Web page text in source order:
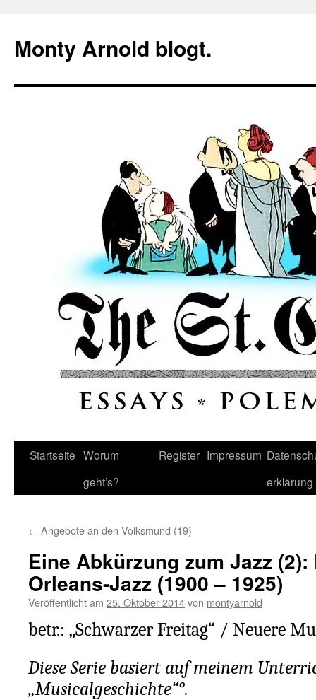
springen
Monty Arnold blogt.
Startseite Worum
geht’s?
Register Impressum
erklärung
← Angebote an den Volksmund (19)
Eine Abkürzung zum Jazz (2):
Orleans-Jazz (1900 – 1925)
Veröffentlicht am 25. Oktober 2014von montyarnold
betr.: „Schwarzer Freitag“ / Neuere
Diese Serie basiert auf meinem
„Musicalgeschichte“°.